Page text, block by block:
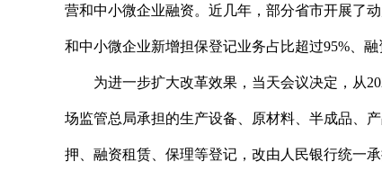
营和中小微企业融资。近几年，部分省市开展了
和中小微企业新增担保登记业务占比超过95%、融
为进一步扩大改革效果，当天会议决定，从
场监管总局承担的生产设备、原材料、半成品、
押、融资租赁、保理等登记，改由人民银行统一